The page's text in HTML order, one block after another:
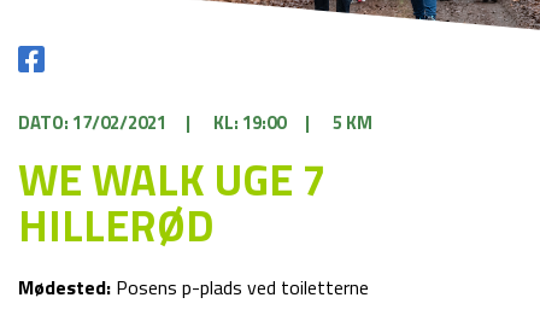
DATO: 17/02/2021 | KL: 19:00 | 5 KM
WE WALK UGE 7
HILLERØD
Mødested: Posens p-plads ved toiletterne